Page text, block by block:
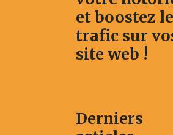
et boostez le
trafic sur
site web !
Derniers